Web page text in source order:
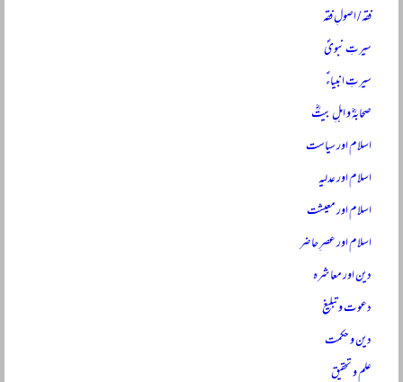
فقہ / اصولِ فقہ
سیرتِ نبویؐ
سیرتِ انبیاءؑ
صحابہؓ و اہلِ بیتؓ
اسلام اور سیاست
اسلام اور عدلیہ
اسلام اور معیشت
اسلام اور عصرِ حاضر
دین اور معاشرہ
دعوت و تبلیغ
دین و حکمت
علم و تحقیق